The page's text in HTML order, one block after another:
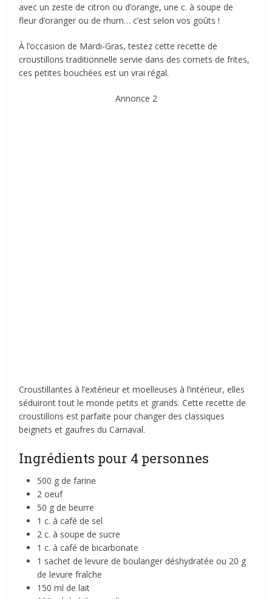
avec un zeste de citron ou d’orange, une c. à soupe de
fleur d’oranger ou de rhum… c’est selon vos goûts !
À l’occasion de Mardi-Gras, testez cette recette de
croustillons traditionnelle servie dans des cornets de frites,
ces petites bouchées est un vrai régal.
Annonce 2
Croustillantes à l’extérieur et moelleuses à l’intérieur, elles
séduiront tout le monde petits et grands. Cette recette de
croustillons est parfaite pour changer des classiques
beignets et gaufres du Carnaval.
Ingrédients pour 4 personnes
500 g de farine
2 oeuf
50 g de beurre
1 c. à café de sel
2 c. à soupe de sucre
1 c. à café de bicarbonate
1 sachet de levure de boulanger déshydratée ou 20 g
de levure fraîche
150 ml de lait